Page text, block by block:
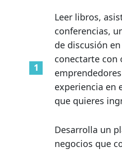
Leer libros,
conferencias,
de discusión
conectarte con
experiencia en
que quieres
Desarrolla un
negocios que